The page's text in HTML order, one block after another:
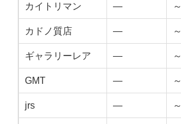
カイトリマン — ～
カドノ質店 — ～
ギャラリーレア — ～
GMT — ～
jrs — ～